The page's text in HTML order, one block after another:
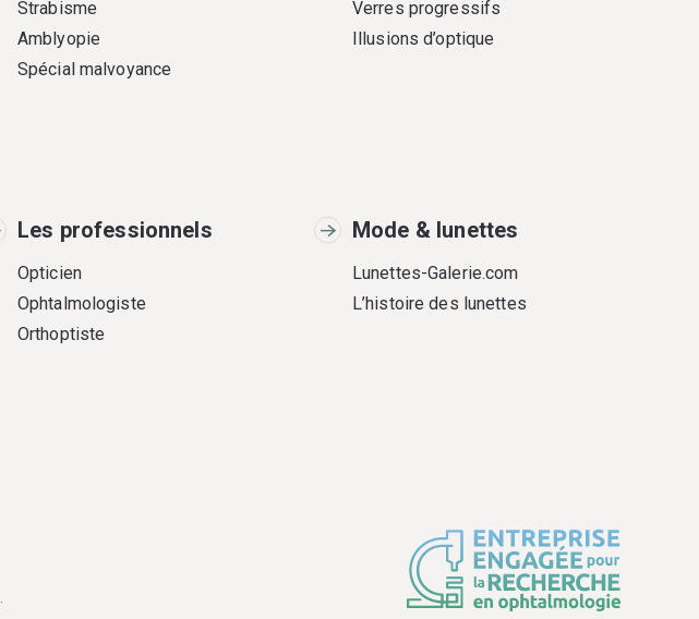
Strabisme
Amblyopie
Spécial malvoyance
Verres progressifs
Illusions d’optique
Les professionnels
Opticien
Ophtalmologiste
Orthoptiste
Mode & lunettes
Lunettes-Galerie.com
L’histoire des lunettes